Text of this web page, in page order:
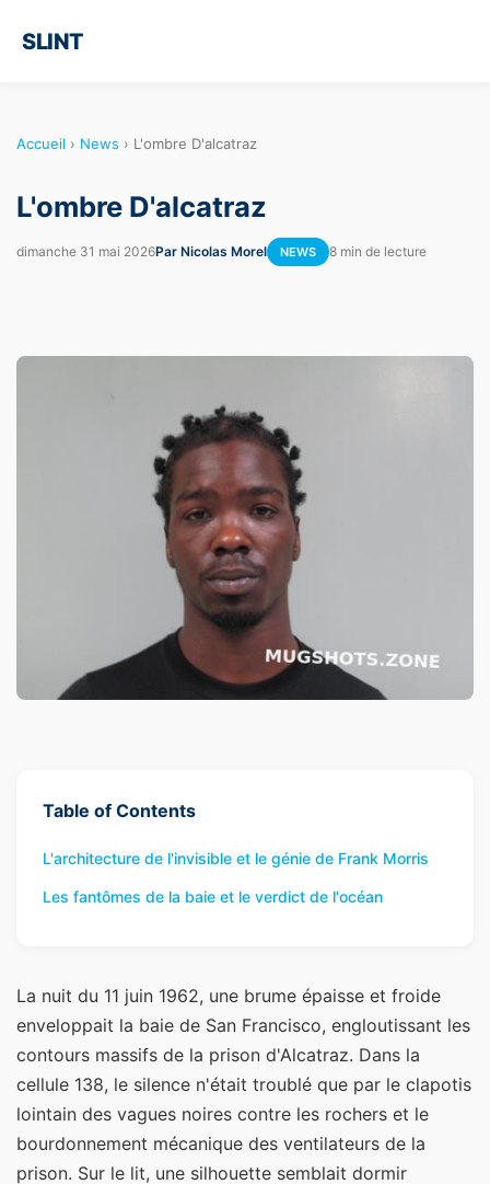
SLINT
Accueil › News › L'ombre D'alcatraz
L'ombre D'alcatraz
dimanche 31 mai 2026Par Nicolas Morel NEWS 8 min de lecture
Table of Contents
L'architecture de l'invisible et le génie de Frank Morris
Les fantômes de la baie et le verdict de l'océan
La nuit du 11 juin 1962, une brume épaisse et froide
enveloppait la baie de San Francisco, engloutissant les
contours massifs de la prison d'Alcatraz. Dans la
cellule 138, le silence n'était troublé que par le clapotis
lointain des vagues noires contre les rochers et le
bourdonnement mécanique des ventilateurs de la
prison. Sur le lit, une silhouette semblait dormir